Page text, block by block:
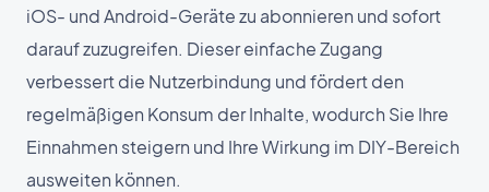
iOS- und Android-Geräte zu abonnieren und sofort
darauf zuzugreifen. Dieser einfache Zugang
verbessert die Nutzerbindung und fördert den
regelmäßigen Konsum der Inhalte, wodurch Sie Ihre
Einnahmen steigern und Ihre Wirkung im DIY-Bereich
ausweiten können.